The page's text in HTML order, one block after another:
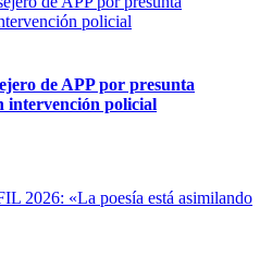
de APP por presunta
intervención policial